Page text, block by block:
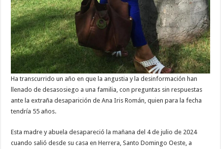
Ha transcurrido un año en que la angustia y la desinformación han
llenado de desasosiego a una familia, con preguntas sin respuestas
ante la extraña desaparición de Ana Iris Román, quien para la fecha
tendría 55 años.
Esta madre y abuela desapareció la mañana del 4 de julio de 2024
cuando salió desde su casa en Herrera, Santo Domingo Oeste, a